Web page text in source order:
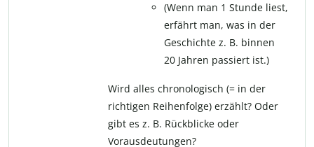
(Wenn man 1 Stunde liest,
erfährt man, was in der
Geschichte z. B. binnen
20 Jahren passiert ist.)
Wird alles chronologisch (= in der
richtigen Reihenfolge) erzählt? Oder
gibt es z. B. Rückblicke oder
Vorausdeutungen?